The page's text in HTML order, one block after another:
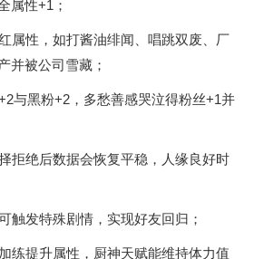
属性+1；
属性，如打酱油绯闻、唱跳双废、厂
并被公司雪藏；
与黑粉+2，多愁善感哭泣得粉丝+1并
拒绝后数据会恢复平稳，人缘良好时
触发特殊剧情，实现好友回归；
练提升属性，厨神天赋能维持体力值